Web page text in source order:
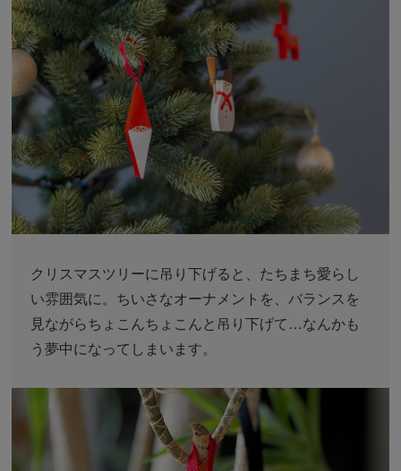
クリスマスツリーに吊り下げると、たちまち愛らし
い雰囲気に。ちいさなオーナメントを、バランスを
見ながらちょこんちょこんと吊り下げて…なんかも
う夢中になってしまいます。